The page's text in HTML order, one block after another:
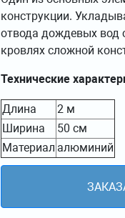
конструкции.
отвода дождевых вод
кровлях сложной
Технические
Длина
2 м
Ширина
50 см
Материал алюминий